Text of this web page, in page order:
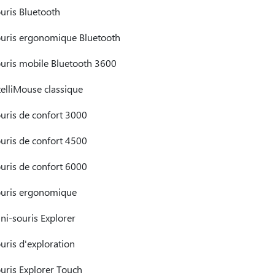
Bluetooth
ergonomique Bluetooth
mobile Bluetooth 3600
classique
de confort 3000
de confort 4500
de confort 6000
ergonomique
souris Explorer
d'exploration
Explorer Touch